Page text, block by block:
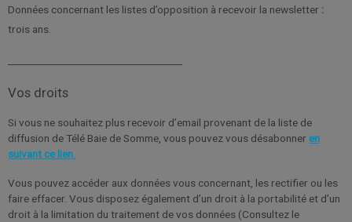
Données concernant les listes d’opposition à recevoir la newsletter :
trois ans.
Vos droits
Si vous ne souhaitez plus recevoir d’email provenant de la liste de
diffusion de Télé Baie de Somme, vous pouvez vous désabonner en
suivant ce lien.
Vous pouvez accéder aux données vous concernant, les rectifier ou les
faire effacer. Vous disposez également d’un droit à la portabilité et d’un
droit à la limitation du traitement de vos données (Consultez le